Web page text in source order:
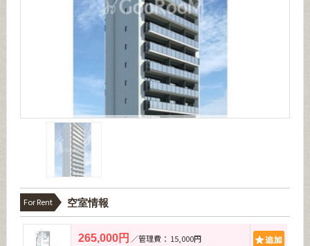
For Rent 空室情報
265,000円 ／管理費： 15,000円